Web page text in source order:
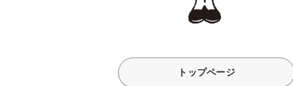
トップページ